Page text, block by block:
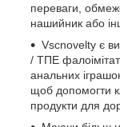
переваги,
нашийник або
Vscnovelty є
/ ТПЕ
анальних
щоб допомогти
продукти для